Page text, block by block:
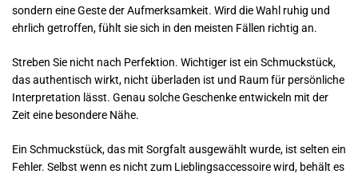
sondern eine Geste der Aufmerksamkeit. Wird die Wahl ruhig und
ehrlich getroffen, fühlt sie sich in den meisten Fällen richtig an.
Streben Sie nicht nach Perfektion. Wichtiger ist ein Schmuckstück,
das authentisch wirkt, nicht überladen ist und Raum für persönliche
Interpretation lässt. Genau solche Geschenke entwickeln mit der
Zeit eine besondere Nähe.
Ein Schmuckstück, das mit Sorgfalt ausgewählt wurde, ist selten ein
Fehler. Selbst wenn es nicht zum Lieblingsaccessoire wird, behält es